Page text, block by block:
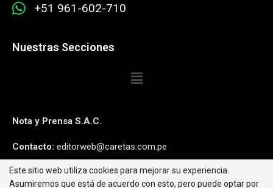
+51 961-602-710
Nuestras Secciones
Nota y Prensa S.A.C.
Contacto: editorweb@caretas.com.pe
Síguenos:
Este sitio web utiliza cookies para mejorar su experiencia.
Asumiremos que está de acuerdo con esto, pero puede optar por